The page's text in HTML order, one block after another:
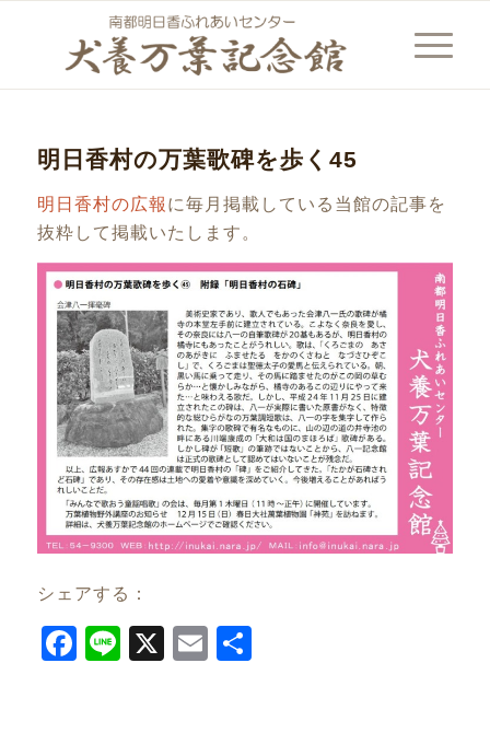
明日香村の万葉歌碑を歩く45
明日香村の広報 に毎月掲載している当館の記事を
抜粋して掲載いたします。
シェアする：
Facebook
Line
X Email